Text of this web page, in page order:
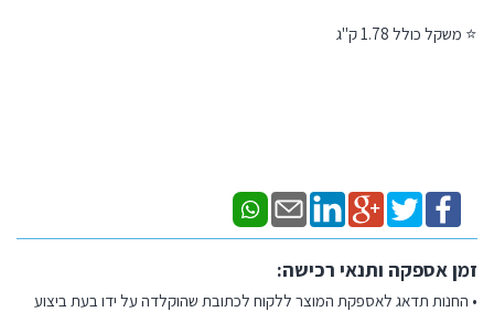
⭐ משקל כולל 1.78 ק"ג
זמן אספקה ותנאי רכישה:
• החנות תדאג לאספקת המוצר ללקוח לכתובת שהוקלדה על ידו בעת ביצוע